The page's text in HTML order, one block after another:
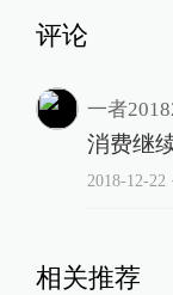
评论
一者
消费继
2018-12-22
相关推荐